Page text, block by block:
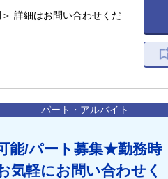
詳細はお問い合わせくだ
パート・アルバイト
能/パート募集★勤務時
気軽にお問い合わせく